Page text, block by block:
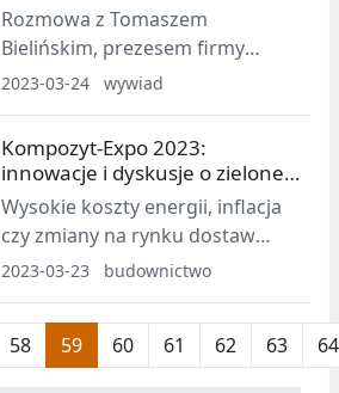
technologii produktów”).
Rozmowa z Tomaszem
Bielińskim, prezesem firmy
Packman
2023-03-24 wywiad
Kompozyt-Expo 2023:
innowacje i dyskusje o zielonej
przyszłości
Wysokie koszty energii, inflacja
czy zmiany na rynku dostaw
skłaniają do podejmowania
temat gospodarki o obiegu
zamkniętym. Dla całej branży
2023-03-23 budownictwo
58 59 60 61 62 63 64